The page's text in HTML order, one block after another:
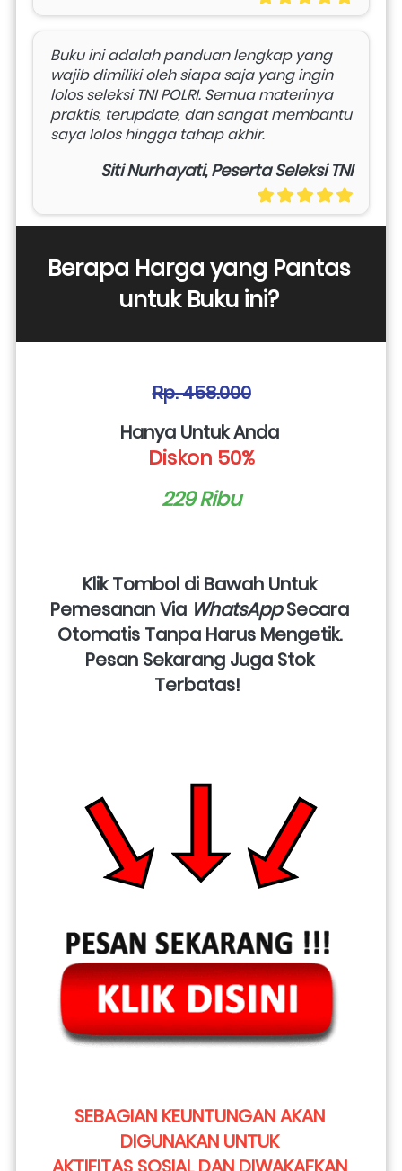
Buku ini adalah panduan lengkap yang
wajib dimiliki oleh siapa saja yang ingin
lolos seleksi TNI POLRI. Semua materinya
praktis, terupdate, dan sangat membantu
saya lolos hingga tahap akhir.
Siti Nurhayati, Peserta Seleksi TNI
Berapa Harga yang Pantas
untuk Buku ini?
Rp. 458.000
Hanya Untuk Anda
Diskon 50%
229 Ribu
Klik Tombol di Bawah Untuk
Pemesanan Via WhatsApp Secara
Otomatis Tanpa Harus Mengetik.
Pesan Sekarang Juga Stok
Terbatas!
SEBAGIAN KEUNTUNGAN AKAN
DIGUNAKAN UNTUK